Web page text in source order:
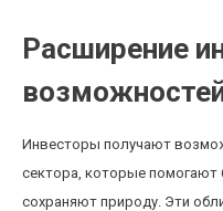
Расширение
Инвесторы получают
сектора, которые помогают
сохраняют природу. Эти